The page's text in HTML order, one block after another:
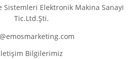
Sistemleri Elektronik Makina Sanayi
Tic.Ltd.Şti.
Bilgilerimiz